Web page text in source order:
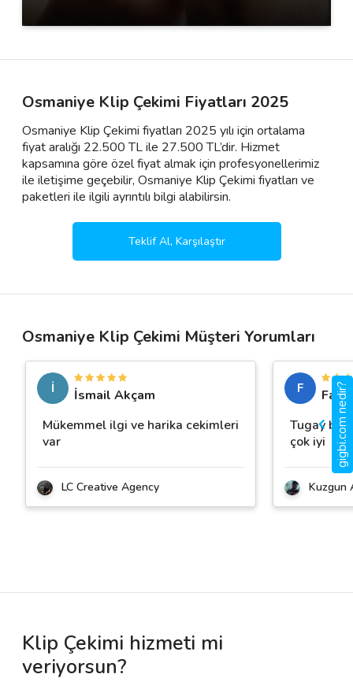
Osmaniye Klip Çekimi Fiyatları 2025
Osmaniye Klip Çekimi fiyatları 2025 yılı için ortalama
fiyat aralığı 22.500 TL ile 27.500 TL’dir. Hizmet
kapsamına göre özel fiyat almak için profesyonellerimiz
ile iletişime geçebilir, Osmaniye Klip Çekimi fiyatları ve
paketleri ile ilgili ayrıntılı bilgi alabilirsin.
Teklif Al, Karşılaştır
Osmaniye Klip Çekimi Müşteri Yorumları
İ
İsmail Akçam
Mükemmel ilgi ve harika cekimleri
var
LC Creative Agency
F
Tugay
çok iyi
Kuzgun
Klip Çekimi hizmeti mi
veriyorsun?
gigbi.com nedir?